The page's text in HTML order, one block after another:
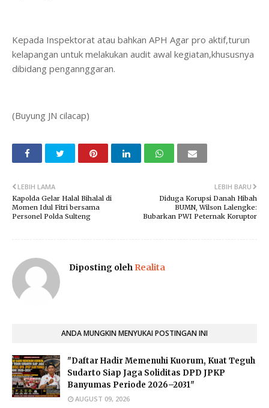
Kepada Inspektorat atau bahkan APH Agar pro aktif,turun
kelapangan untuk melakukan audit awal kegiatan,khususnya
dibidang pengannggaran.
(Buyung JN cilacap)
LEBIH BARU
Diduga Korupsi Danah Hibah
BUMN, Wilson Lalengke:
Bubarkan PWI Peternak Koruptor
LEBIH LAMA
Kapolda Gelar Halal Bihalal di
Momen Idul Fitri bersama
Personel Polda Sulteng
Diposting oleh Realita
ANDA MUNGKIN MENYUKAI POSTINGAN INI
"Daftar Hadir Memenuhi Kuorum, Kuat Teguh
Sudarto Siap Jaga Soliditas DPD JPKP
Banyumas Periode 2026–2031"
AUGUST 09, 2026